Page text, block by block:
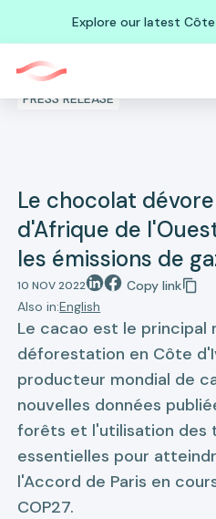
Explore our latest
PRESS RELEASE
Le chocolat
d'Afrique de
les émissions de
10 NOV 2022
Copy link
Also in:English
Le cacao est le principal
déforestation en Côte
producteur mondial de
nouvelles données
forêts et l'utilisation des
essentielles pour
l'Accord de Paris en
COP27.